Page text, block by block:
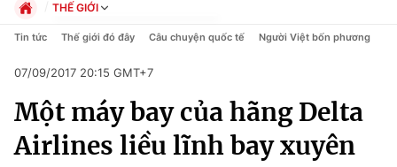
Chuyên mục
Chính trị
THẾ GIỚI
Chính trị
Pháp luật
Kinh tế
Thể thao
Truyền hình
Tin tức Thế giới đó đây Câu chuyện quốc tế Người Việt bốn phương
07/09/2017 20:15 GMT+7
Một máy bay của hãng Delta
Airlines liều lĩnh bay xuyên